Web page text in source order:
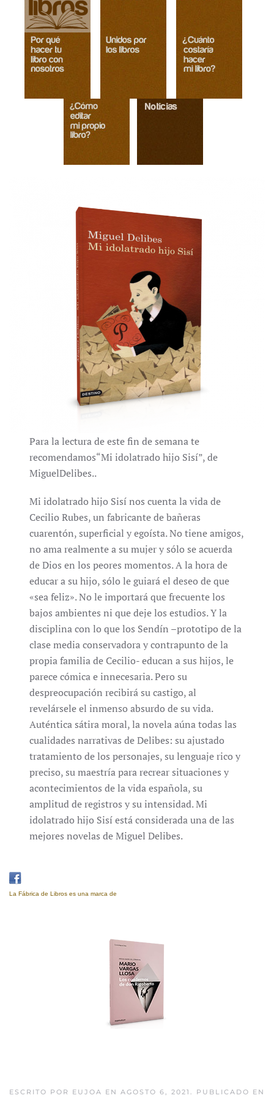
Para la lectura de este fin de semana te
recomendamos“Mi idolatrado hijo Sisí”, de
MiguelDelibes..
Mi idolatrado hijo Sisí nos cuenta la vida de
Cecilio Rubes, un fabricante de bañeras
cuarentón, superficial y egoísta. No tiene amigos,
no ama realmente a su mujer y sólo se acuerda
de Dios en los peores momentos. A la hora de
educar a su hijo, sólo le guiará el deseo de que
«sea feliz». No le importará que frecuente los
bajos ambientes ni que deje los estudios. Y la
disciplina con lo que los Sendín –prototipo de la
clase media conservadora y contrapunto de la
propia familia de Cecilio- educan a sus hijos, le
parece cómica e innecesaria. Pero su
despreocupación recibirá su castigo, al
revelársele el inmenso absurdo de su vida.
Auténtica sátira moral, la novela aúna todas las
cualidades narrativas de Delibes: su ajustado
tratamiento de los personajes, su lenguaje rico y
preciso, su maestría para recrear situaciones y
acontecimientos de la vida española, su
amplitud de registros y su intensidad. Mi
idolatrado hijo Sisí está considerada una de las
mejores novelas de Miguel Delibes.
La Fábrica de Libros es una marca de
ESCRITO POR EUJOA EN AGOSTO 6, 2021 . PUBLICADO EN